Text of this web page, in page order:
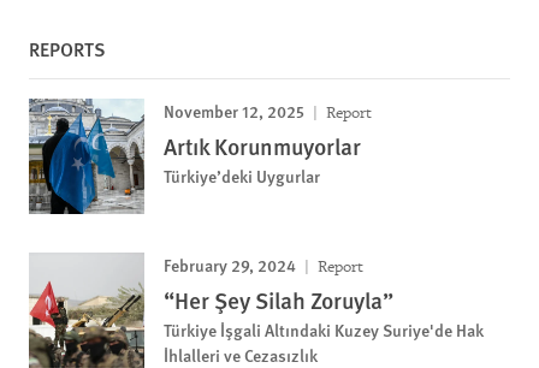
REPORTS
November 12, 2025 Report
Artık Korunmuyorlar
Türkiye’deki Uygurlar
February 29, 2024 Report
“Her Şey Silah Zoruyla”
Türkiye İşgali Altındaki Kuzey Suriye'de Hak
İhlalleri ve Cezasızlık